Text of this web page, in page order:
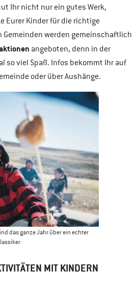
Ihr nicht nur ein gutes Werk,
Eurer Kinder für die richtige
Gemeinden werden gemeinschaftlich
angeboten, denn in der
so viel Spaß. Infos bekommt Ihr auf
oder über Aushänge.
das ganze Jahr über ein echter
MIT KINDERN